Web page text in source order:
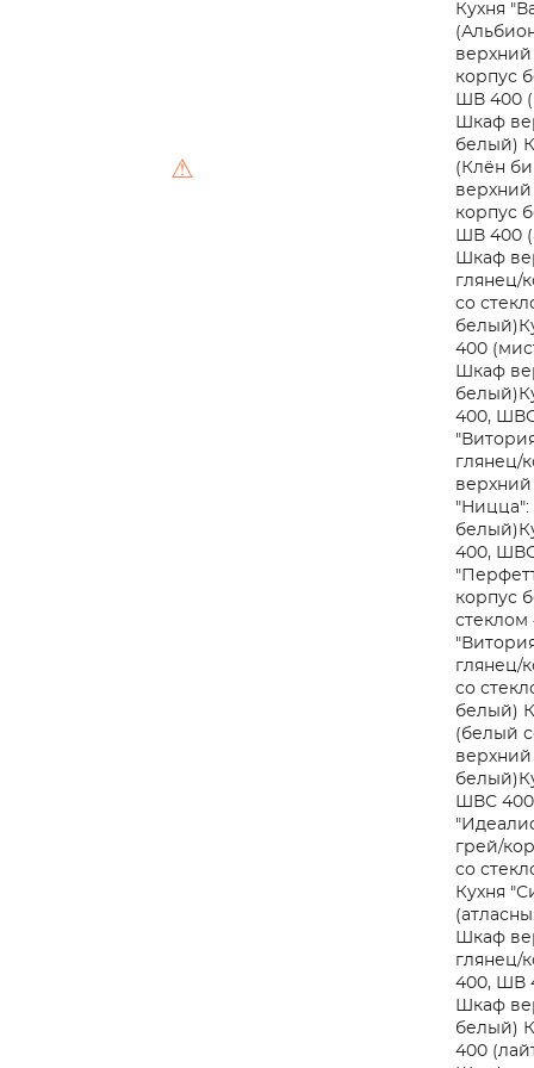
⚠
Кухня
корпус
ШВ 400
Шкаф
белый)
(Клён
корпус
ШВ 400
Шкаф
глянец/
со
белый)
400
Шкаф
белый)
400,
глянец/
белый)
400,
корпус
глянец/
со
белый)
(белый
верхний
белый)
ШВС 400
грей/
со
Кухня
Шкаф
глянец/
400, ШВ
Шкаф
белый)
400